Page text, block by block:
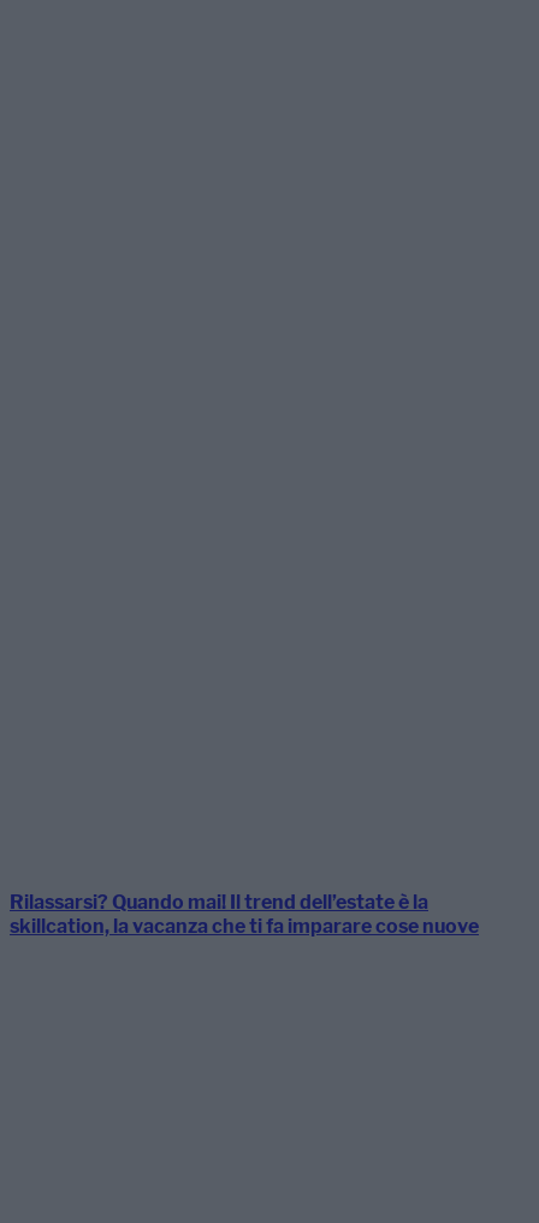
Rilassarsi? Quando mai! Il trend dell’estate è la
skillcation, la vacanza che ti fa imparare cose nuove